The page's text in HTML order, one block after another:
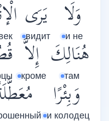
وَلَا
и не
يَرَى
видит
هُنَالِكَ
там
إِلاَّ
кроме
وَبِئْرًا
и колодец